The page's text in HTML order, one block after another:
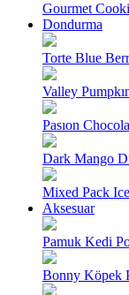
Gourmet
Dondurma
Torte Blue
Valley
Pasıon
Dark Mango
Mixed Pack
Aksesuar
Pamuk Kedi
Bonny Köpek